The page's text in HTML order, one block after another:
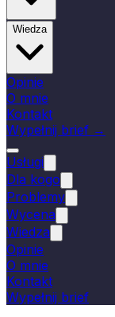
Wiedza
Opinie
O mnie
Kontakt
Wypełnij brief →
Usługi
Dla kogo
Problemy
Wycena
Wiedza
Opinie
O mnie
Kontakt
Wypełnij brief